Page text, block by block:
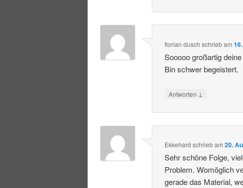
florian dusch schriebam
Sooooo großartig
Bin schwer begeistert.
Antworten ↓
Ekkehard schriebam20.
Sehr schöne Folge,
Problem. Womöglich
gerade das Material,